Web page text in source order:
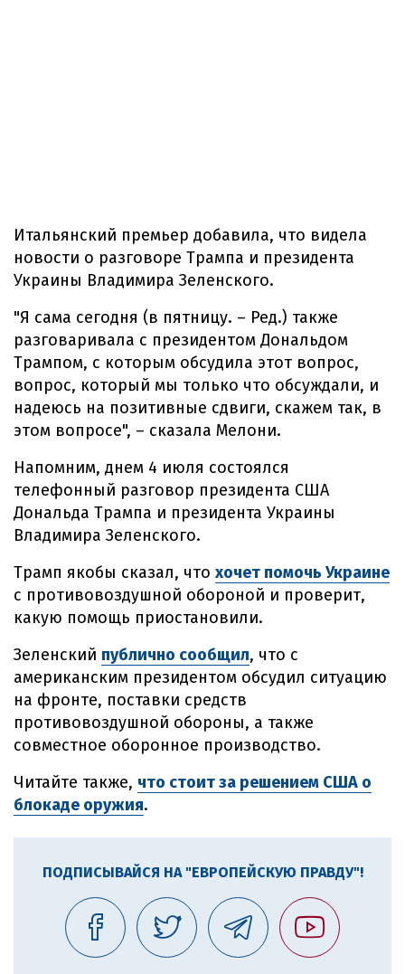
Итальянский премьер добавила, что видела
новости о разговоре Трампа и президента
Украины Владимира Зеленского.
"Я сама сегодня (в пятницу. – Ред.) также
разговаривала с президентом Дональдом
Трампом, с которым обсудила этот вопрос,
вопрос, который мы только что обсуждали, и
надеюсь на позитивные сдвиги, скажем так, в
этом вопросе", – сказала Мелони.
Напомним, днем 4 июля состоялся
телефонный разговор президента США
Дональда Трампа и президента Украины
Владимира Зеленского.
Трамп якобы сказал, что хочет помочь Украине
с противовоздушной обороной и проверит,
какую помощь приостановили.
Зеленский публично сообщил, что с
американским президентом обсудил ситуацию
на фронте, поставки средств
противовоздушной обороны, а также
совместное оборонное производство.
Читайте также, что стоит за решением США о
блокаде оружия.
ПОДПИСЫВАЙСЯ НА "ЕВРОПЕЙСКУЮ ПРАВДУ"!